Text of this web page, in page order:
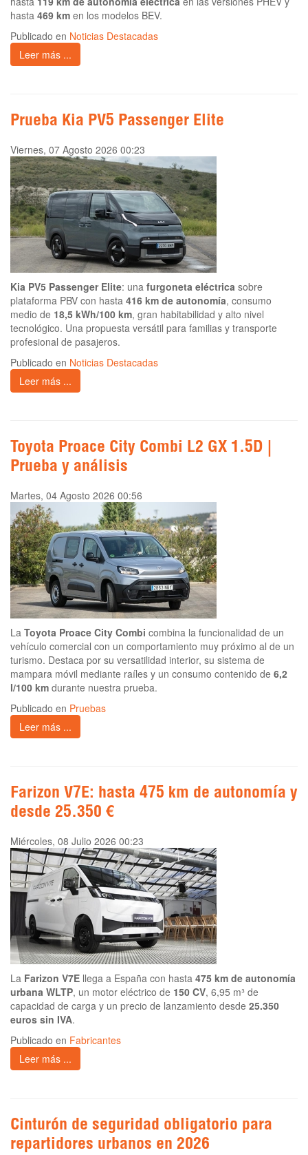
hasta 469 km en los modelos BEV.
Publicado en Noticias Destacadas
Leer más ...
Prueba Kia PV5 Passenger Elite
Viernes, 07 Agosto 2026 00:23
Kia PV5 Passenger Elite: una furgoneta eléctrica sobre
plataforma PBV con hasta 416 km de autonomía, consumo
medio de 18,5 kWh/100 km, gran habitabilidad y alto nivel
tecnológico. Una propuesta versátil para familias y transporte
profesional de pasajeros.
Publicado en Noticias Destacadas
Leer más ...
Toyota Proace City Combi L2 GX 1.5D |
Prueba y análisis
Martes, 04 Agosto 2026 00:56
La Toyota Proace City Combi combina la funcionalidad de un
vehículo comercial con un comportamiento muy próximo al de un
turismo. Destaca por su versatilidad interior, su sistema de
mampara móvil mediante raíles y un consumo contenido de 6,2
l/100 km durante nuestra prueba.
Publicado en Pruebas
Leer más ...
Farizon V7E: hasta 475 km de autonomía y
desde 25.350 €
Miércoles, 08 Julio 2026 00:23
La Farizon V7E llega a España con hasta 475 km de autonomía
urbana WLTP, un motor eléctrico de 150 CV, 6,95 m³ de
capacidad de carga y un precio de lanzamiento desde 25.350
euros sin IVA.
Publicado en Fabricantes
Leer más ...
Cinturón de seguridad obligatorio para
repartidores urbanos en 2026